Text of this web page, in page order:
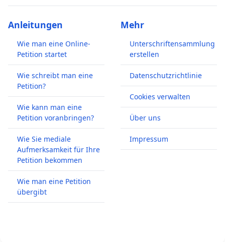
Anleitungen
Wie man eine Online-
Petition startet
Wie schreibt man eine
Petition?
Wie kann man eine
Petition voranbringen?
Wie Sie mediale
Aufmerksamkeit für Ihre
Petition bekommen
Wie man eine Petition
übergibt
Mehr
Unterschriftensammlung
erstellen
Datenschutzrichtlinie
Cookies verwalten
Über uns
Impressum